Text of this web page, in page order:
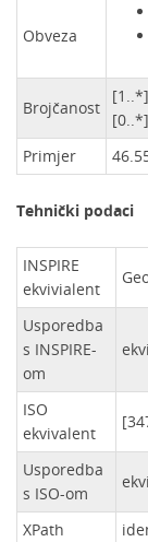
Obveza
Brojčanost
Primjer
Tehnički podaci
INSPIRE
ekvivialent
Usporedba
s INSPIRE-
om
ISO
ekvivalent
Usporedba
s ISO-om
XPath